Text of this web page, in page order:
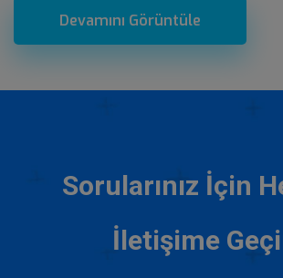
Devamını Görüntüle
Sorularınız İçin
İletişime